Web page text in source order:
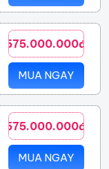
575.000.000đ
MUA NGAY
575.000.000đ
MUA NGAY